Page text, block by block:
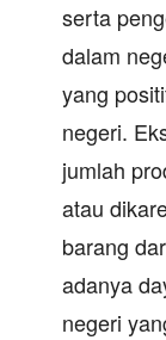
serta
dalam
yang
negeri.
jumlah
atau
barang
adanya
negeri